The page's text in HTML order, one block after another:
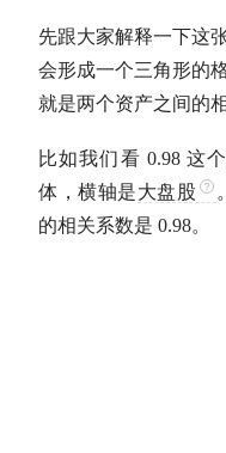
先跟大家解释一下这
会形成一个三角形的
就是两个资产之间的
比如我们看 0.98 这
体，横轴是大盘股
的相关系数是 0.98。